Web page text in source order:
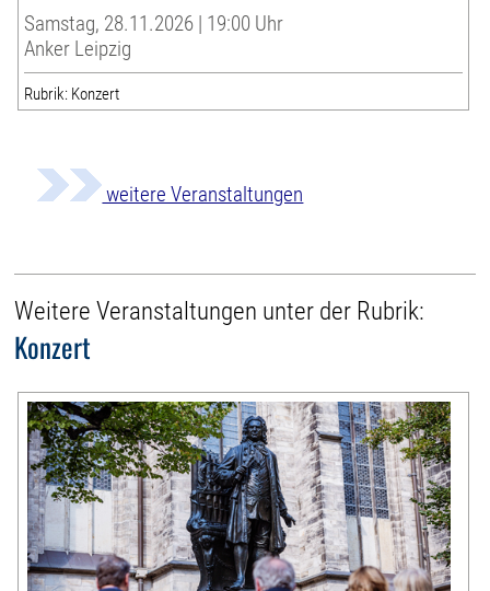
Samstag, 28.11.2026 | 19:00 Uhr
Anker Leipzig
Rubrik: Konzert
weitere Veranstaltungen
Weitere Veranstaltungen unter der Rubrik:
Konzert